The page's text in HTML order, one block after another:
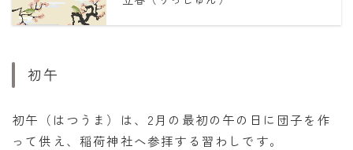
初午
初午（はつうま）は、2月の最初の午の日に団子を作
って供え、稲荷神社へ参拝する習わしです。